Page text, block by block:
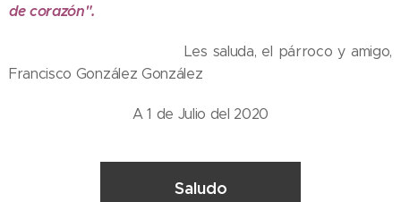
de corazón".
Les saluda, el párroco y amigo,
Francisco González González
A 1 de Julio del 2020
Saludo